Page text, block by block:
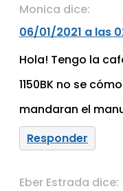
Monica dice:
06/01/2021 a las
Hola! Tengo la
1150BK no se
mandaran el
Responder
Eber Estrada dice: